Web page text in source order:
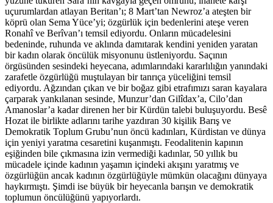
uçurumlardan atlayan Beritan’ı; 8 Mart’tan Newroz’a ateşten bir
köprü olan Sema Yüce’yi; özgürlük için bedenlerini ateşe veren
Ronahî ve Berîvan’ı temsil ediyordu. Onların mücadelesini
bedeninde, ruhunda ve aklında damıtarak kendini yeniden yaratan
bir kadın olarak öncülük misyonunu üstleniyordu. Saçının
örgüsünden sesindeki heyecana, adımlarındaki kararlılığın yanındaki
zarafetle özgürlüğü muştulayan bir tanrıça yüceliğini temsil
ediyordu. Ağzından çıkan ve bir boğaz gibi etrafımızı saran kayalara
çarparak yankılanan sesinde, Munzur’dan Gilîdax’a, Cilo’dan
Amanoslar’a kadar direnen her bir Kürdün talebi buluşuyordu. Besê
Hozat ile birlikte adlarını tarihe yazdıran 30 kişilik Barış ve
Demokratik Toplum Grubu’nun öncü kadınları, Kürdistan ve dünya
için yeniyi yaratma cesaretini kuşanmıştı. Feodalitenin kapının
eşiğinden bile çıkmasına izin vermediği kadınlar, 50 yıllık bu
mücadele içinde kadının yaşamın içindeki akışını yaratmış ve
özgürlüğün ancak kadının özgürlüğüyle mümkün olacağını dünyaya
haykırmıştı. Şimdi ise büyük bir heyecanla barışın ve demokratik
toplumun öncülüğünü yapıyorlardı.